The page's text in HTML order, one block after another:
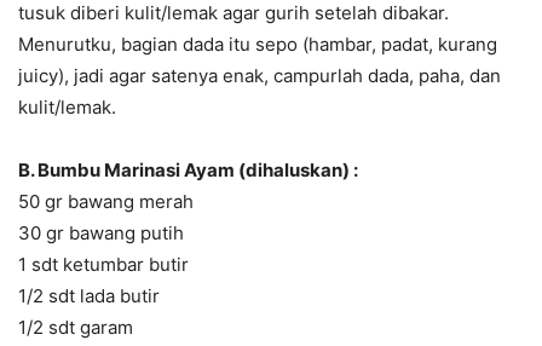
tusuk diberi kulit/lemak agar gurih setelah dibakar.
Menurutku, bagian dada itu sepo (hambar, padat, kurang
juicy), jadi agar satenya enak, campurlah dada, paha, dan
kulit/lemak.
B. Bumbu Marinasi Ayam (dihaluskan) :
50 gr bawang merah
30 gr bawang putih
1 sdt ketumbar butir
1/2 sdt lada butir
1/2 sdt garam